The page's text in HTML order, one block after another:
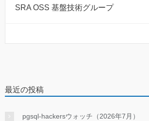
SRA OSS 基盤技術グループ
最近の投稿
pgsql-hackersウォッチ（2026年7月）